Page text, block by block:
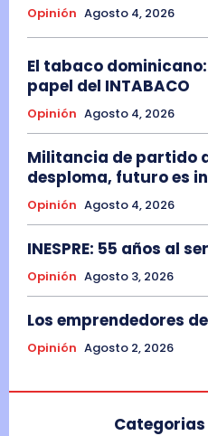
Opinión Agosto 4, 2026
El tabaco
papel del INTABACO
Opinión Agosto 4, 2026
Militancia de partido
desploma, futuro es
Opinión Agosto 4, 2026
INESPRE: 55 años al
Opinión Agosto 3, 2026
Los emprendedores
Opinión Agosto 2, 2026